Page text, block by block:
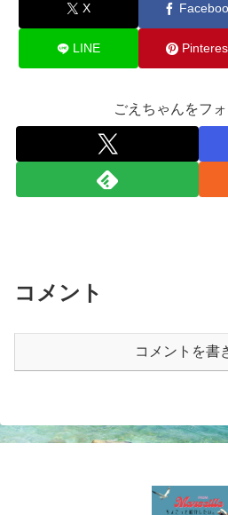
X
LINE
ごえちゃんをフ
コメント
コメントを書